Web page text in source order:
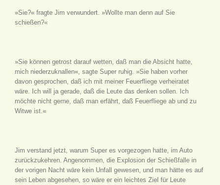
»Sie?« fragte Jim verwundert. »Wollte man denn auf Sie
schießen?«
»Sie können getrost darauf wetten, daß man die Absicht hatte,
mich niederzuknallen«, sagte Super ruhig. »Sie haben vorher
davon gesprochen, daß ich mit meiner Feuerfliege verheiratet
wäre. Ich will ja gerade, daß die Leute das denken sollen. Ich
möchte nicht gerne, daß man erfährt, daß Feuerfliege ab und zu
Witwe ist.«
Jim verstand jetzt, warum Super es vorgezogen hatte, im Auto
zurückzukehren. Angenommen, die Explosion der Schießfalle in
der vorigen Nacht wäre kein Unfall gewesen, und man hätte es auf
sein Leben abgesehen, so wäre er ein leichtes Ziel für Leute